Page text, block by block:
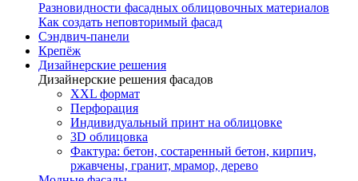
Разновидности фасадных облицовочных материалов
Как создать неповторимый фасад
Сэндвич-панели
Крепёж
Дизайнерские решения
Дизайнерские решения фасадов
XXL формат
Перфорация
Индивидуальный принт на облицовке
3D облицовка
Фактура: бетон, состаренный бетон, кирпич,
ржавчены, гранит, мрамор, дерево